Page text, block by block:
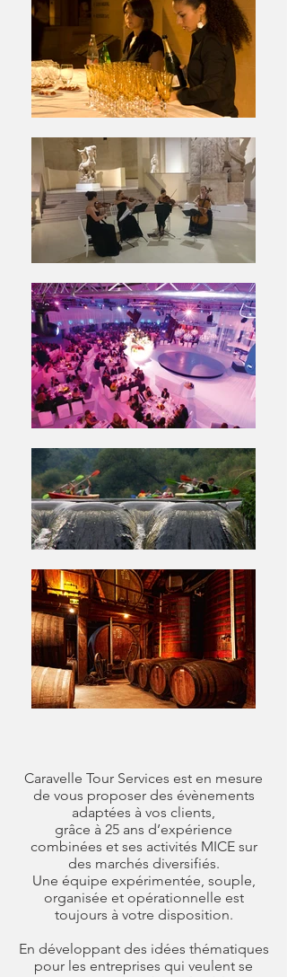
Caravelle Tour Services est en mesure
de vous proposer des évènements
adaptées à vos clients,
grâce à 25 ans d’expérience
combinées et ses activités MICE sur
des marchés diversifiés.
Une équipe expérimentée, souple,
organisée et opérationnelle est
toujours à votre disposition.
En développant des idées thématiques
pour les entreprises qui veulent se